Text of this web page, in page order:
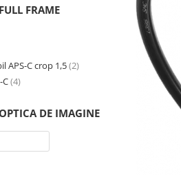
FRAME
APS-C crop 1,5(2)
C(4)
DE IMAGINE